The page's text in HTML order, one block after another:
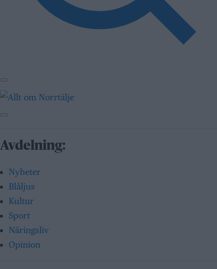
Avdelning:
Nyheter
Blåljus
Kultur
Sport
Näringsliv
Opinion